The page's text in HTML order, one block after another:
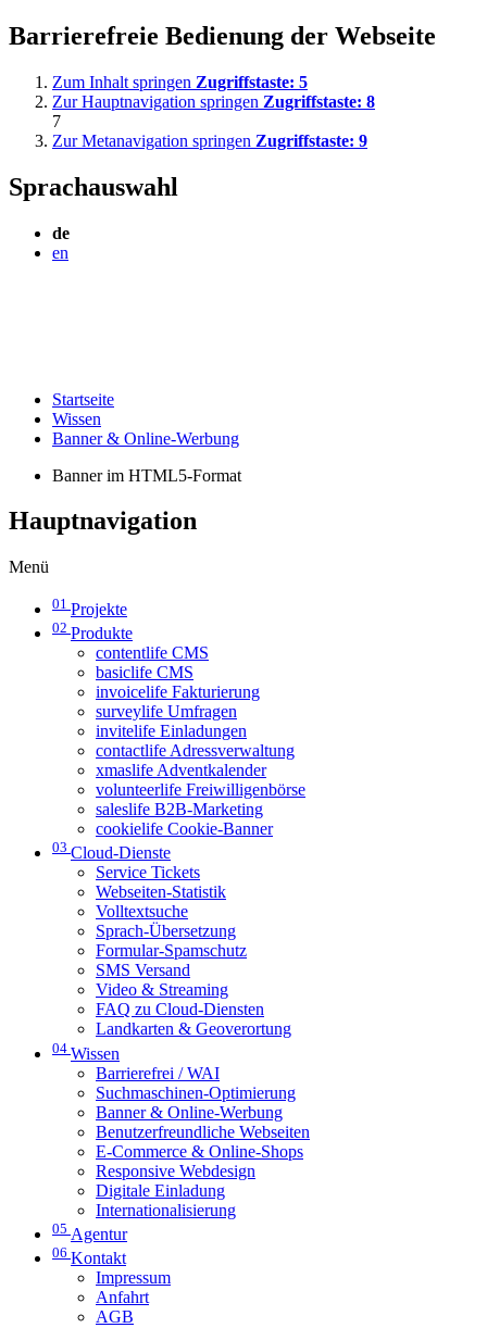
Barrierefreie Bedienung der Webseite
Zum Inhalt springen Zugriffstaste: 5
Zur Hauptnavigation springen Zugriffstaste: 8
7
Zur Metanavigation springen Zugriffstaste: 9
Sprachauswahl
de
en
Startseite
Wissen
Banner & Online-Werbung
Banner im HTML5-Format
Hauptnavigation
Menü
01 Projekte
02 Produkte
contentlife CMS
basiclife CMS
invoicelife Fakturierung
surveylife Umfragen
invitelife Einladungen
contactlife Adressverwaltung
xmaslife Adventkalender
volunteerlife Freiwilligenbörse
saleslife B2B-Marketing
cookielife Cookie-Banner
03 Cloud-Dienste
Service Tickets
Webseiten-Statistik
Volltextsuche
Sprach-Übersetzung
Formular-Spamschutz
SMS Versand
Video & Streaming
FAQ zu Cloud-Diensten
Landkarten & Geoverortung
04 Wissen
Barrierefrei / WAI
Suchmaschinen-Optimierung
Banner & Online-Werbung
Benutzerfreundliche Webseiten
E-Commerce & Online-Shops
Responsive Webdesign
Digitale Einladung
Internationalisierung
05 Agentur
06 Kontakt
Impressum
Anfahrt
AGB